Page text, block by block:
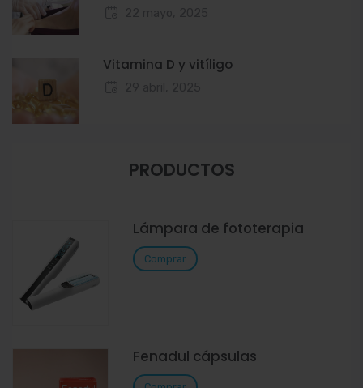
Vitamina D y vitíligo
PRODUCTOS
Lámpara de fototerapia
Comprar
Fenadul cápsulas